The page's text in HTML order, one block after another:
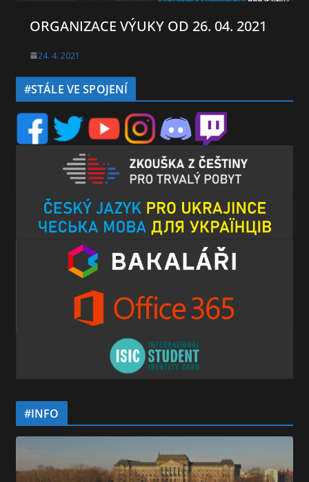
ORGANIZACE VÝUKY OD 26. 04. 2021
24. 4. 2021
#STÁLE VE SPOJENÍ
#INFO